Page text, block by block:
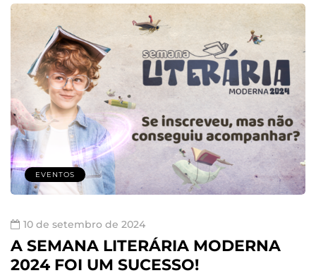
EVENTOS
10 de setembro de 2024
A SEMANA LITERÁRIA MODERNA
2024 FOI UM SUCESSO!